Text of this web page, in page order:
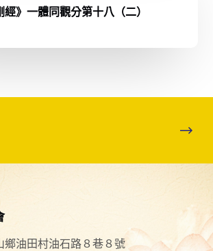
經》一體同觀分第十八（二）
鄉油田村油石路８巷８號